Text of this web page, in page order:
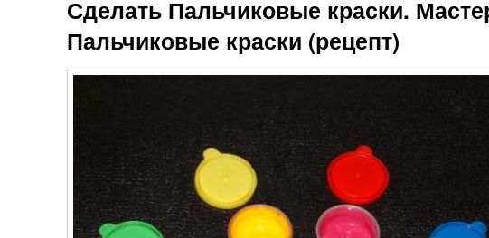
Сделать Пальчиковые краски.
Пальчиковые краски (рецепт)